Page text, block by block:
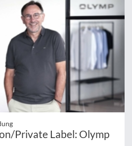
Private Label: Olymp